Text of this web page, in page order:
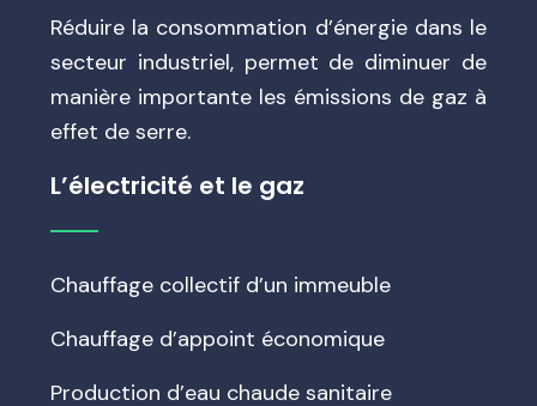
Réduire la consommation d’énergie dans le
secteur industriel, permet de diminuer de
manière importante les émissions de gaz à
effet de serre.
L’électricité et le gaz
Chauffage collectif d’un immeuble
Chauffage d’appoint économique
Production d’eau chaude sanitaire